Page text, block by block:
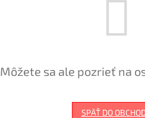
Môžete sa ale pozrieť na
SPÄŤ DO